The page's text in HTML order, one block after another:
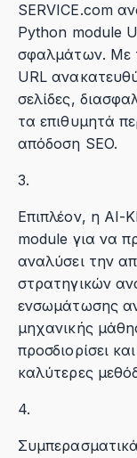
SERVICE.com
Python module
σφαλμάτων. Με
URL
σελίδες,
τα επιθυμητά
απόδοση SEO.
3.
Επιπλέον, η AI-
module για να
αναλύσει την
στρατηγικών
ενσωμάτωσης
μηχανικής
προσδιορίσει
καλύτερες
4.